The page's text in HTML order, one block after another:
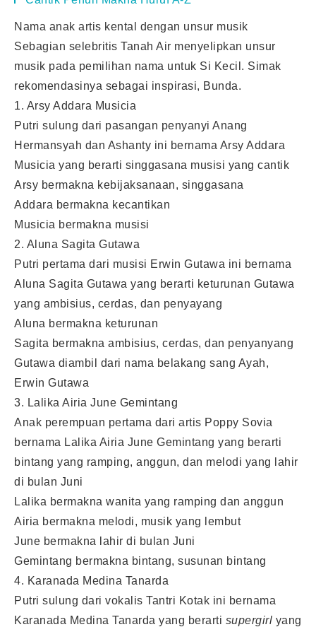
Nama anak artis kental dengan unsur musik
Sebagian selebritis Tanah Air menyelipkan unsur
musik pada pemilihan nama untuk Si Kecil. Simak
rekomendasinya sebagai inspirasi, Bunda.
1. Arsy Addara Musicia
Putri sulung dari pasangan penyanyi Anang
Hermansyah dan Ashanty ini bernama Arsy Addara
Musicia yang berarti singgasana musisi yang cantik
Arsy bermakna kebijaksanaan, singgasana
Addara bermakna kecantikan
Musicia bermakna musisi
2. Aluna Sagita Gutawa
Putri pertama dari musisi Erwin Gutawa ini bernama
Aluna Sagita Gutawa yang berarti keturunan Gutawa
yang ambisius, cerdas, dan penyayang
Aluna bermakna keturunan
Sagita bermakna ambisius, cerdas, dan penyanyang
Gutawa diambil dari nama belakang sang Ayah,
Erwin Gutawa
3. Lalika Airia June Gemintang
Anak perempuan pertama dari artis Poppy Sovia
bernama Lalika Airia June Gemintang yang berarti
bintang yang ramping, anggun, dan melodi yang lahir
di bulan Juni
Lalika bermakna wanita yang ramping dan anggun
Airia bermakna melodi, musik yang lembut
June bermakna lahir di bulan Juni
Gemintang bermakna bintang, susunan bintang
4. Karanada Medina Tanarda
Putri sulung dari vokalis Tantri Kotak ini bernama
Karanada Medina Tanarda yang berarti supergirl yang